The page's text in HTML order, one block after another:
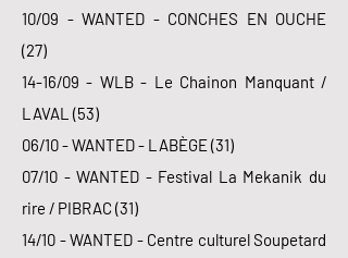
10/09 - WANTED - CONCHES EN OUCHE
(27)
14-16/09 - WLB - Le Chainon Manquant /
LAVAL (53)
06/10 - WANTED - LABÈGE (31)
07/10 - WANTED - Festival La Mekanik du
rire / PIBRAC (31)
14/10 - WANTED - Centre culturel Soupetard